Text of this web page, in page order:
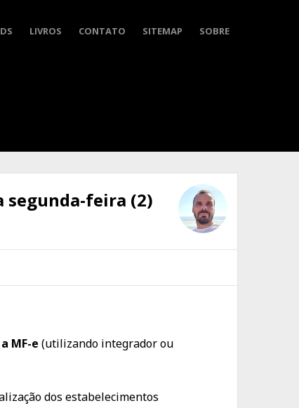
LIVROS CONTATO SITEMAP SOBRE
segunda-feira (2)
MF-e (utilizando integrador ou
dos estabelecimentos